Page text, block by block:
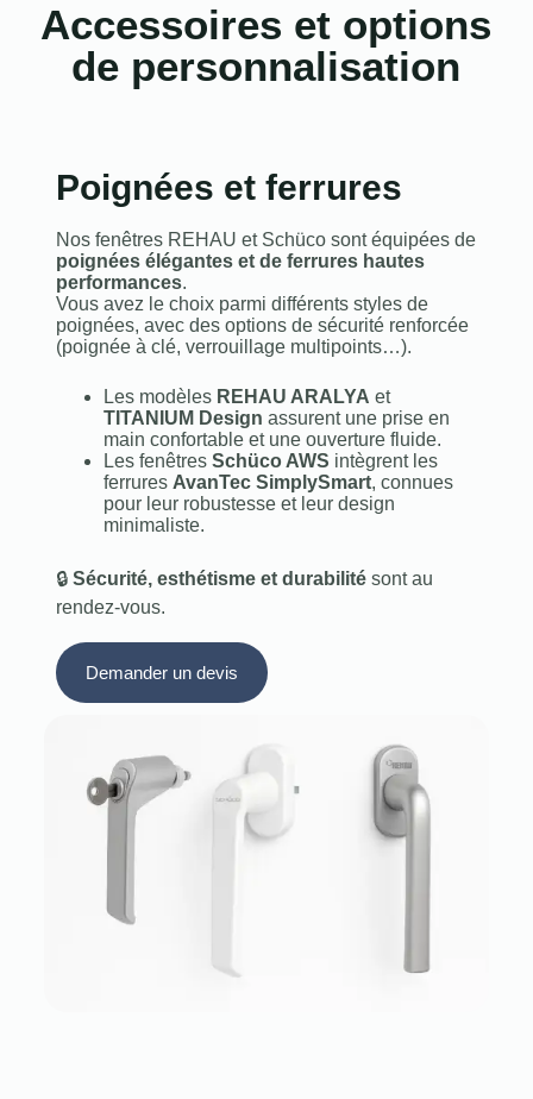
Accessoires et options
de personnalisation
Poignées et ferrures
Nos fenêtres REHAU et Schüco sont équipées de
poignées élégantes et de ferrures hautes
performances.
Vous avez le choix parmi différents styles de
poignées, avec des options de sécurité renforcée
(poignée à clé, verrouillage multipoints…).
Les modèles REHAU ARALYA et
TITANIUM Design assurent une prise en
main confortable et une ouverture fluide.
Les fenêtres Schüco AWS intègrent les
ferrures AvanTec SimplySmart, connues
pour leur robustesse et leur design
minimaliste.
🔒 Sécurité, esthétisme et durabilitésont au
rendez-vous.
Demander un devis